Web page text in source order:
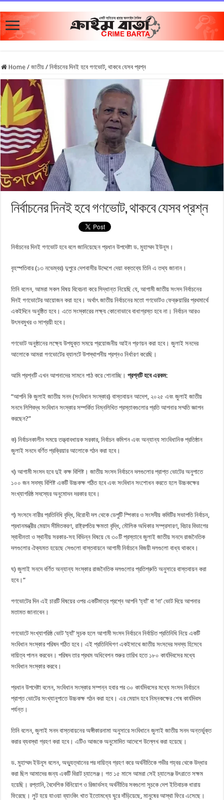
Home / জাতীয় / নির্বাচনের দিনই হবে গণভোট, থাকবে যেসব প্রশ্ন
নির্বাচনের দিনই হবে গণভোট, থাকবে যেসব প্রশ্ন
নির্বাচনের দিনই গণভোট হবে বলে জানিয়েছেন প্রধান উপদেষ্টা ড. মুহাম্মদ ইউনূস।
বৃহস্পতিবার (১৩ নভেম্বর) দুপুরে দেশবাসীর উদ্দেশে দেয়া বক্তব্যে তিনি এ তথ্য জানান।
তিনি বলেন, আমরা সকল বিষয় বিবেচনা করে সিদ্ধান্ত নিয়েছি যে, আগামী জাতীয় সংসদ নির্বাচনের
দিনই গণভোটের আয়োজন করা হবে। অর্থাৎ জাতীয় নির্বাচনের মতো গণভোটও ফেব্রুয়ারির প্রথমার্থে
একইদিনে অনুষ্ঠিত হবে। এতে সংস্কারের লক্ষ্য কোনোভাবে বাধাগ্রস্ত হবে না। নির্বাচন আরও
উৎসবমুখর ও সাশ্রয়ী হবে।
গণভোট অনুষ্ঠানের লক্ষ্যে উপযুক্ত সময়ে প্রয়োজনীয় আইন প্রণয়ন করা হবে। জুলাই সনদের
আলোকে আমরা গণভোটের ব্যালটে উপস্থাপনীয় প্রশ্নও নির্ধারণ করেছি।
আমি প্রশ্নটি এখন আপনাদের সামনে পাঠ করে শোনাচ্ছি।প্রশ্নটি হবে এরকম:
“আপনি কি জুলাই জাতীয় সনদ (সংবিধান সংস্কার) বাস্তবায়ন আদেশ, ২০২৫ এবং জুলাই জাতীয়
সনদে লিপিবদ্ধ সংবিধান সংস্কার সম্পর্কিত নিম্নলিখিত প্রস্তাবগুলোর প্রতি আপনার সম্মতি জ্ঞাপন
করছেন?”
ক) নির্বাচনকালীন সময়ে তত্ত্বাবধায়ক সরকার, নির্বাচন কমিশন এবং অন্যান্য সাংবিধানিক প্রতিষ্ঠান
জুলাই সনদে বর্ণিত প্রক্রিয়ার আলোকে গঠন করা হবে।
খ) আগামী সংসদ হবে দুই কক্ষ বিশিষ্ট। জাতীয় সংসদ নির্বাচনে দলগুলোর প্রাপ্ত ভোটের অনুপাতে
১০০ জন সদস্য বিশিষ্ট একটি উচ্চকক্ষ গঠিত হবে এবং সংবিধান সংশোধন করতে হলে উচ্চকক্ষের
সংখ্যাগরিষ্ঠ সদস্যের অনুমোদন দরকার হবে।
গ) সংসদে নারীর প্রতিনিধি বৃদ্ধি, বিরোধী দল থেকে ডেপুটি স্পিকার ও সংসদীয় কমিটির সভাপতি নির্বাচন,
প্রধানমন্ত্রীর মেয়াদ সীমিতকরণ, রাষ্ট্রপতির ক্ষমতা বৃদ্ধি, মৌলিক অধিকার সম্প্রসারণ, বিচার বিভাগের
স্বাধীনতা ও স্থানীয় সরকার-সহ বিভিন্ন বিষয়ে যে ৩০টি প্রস্তাবে জুলাই জাতীয় সনদে রাজনৈতিক
দলগুলোর ঐক্যমত হয়েছে সেগুলো বাস্তবায়নে আগামী নির্বাচনে বিজয়ী দলগুলো বাধ্য থাকবে।
ঘ) জুলাই সনদে বর্ণিত অন্যান্য সংস্কার রাজনৈতিক দলগুলোর প্রতিশ্রুতি অনুসারে বাস্তবায়ন করা
হবে।”
গণভোটের দিন এই চারটি বিষয়ের ওপর একটিমাত্র প্রশ্নে আপনি ‘হ্যাঁ’ বা ‘না’ ভোট দিয়ে আপনার
মতামত জানাবেন।
গণভোটে সংখ্যাগরিষ্ঠ ভোট ‘হ্যাঁ’ সূচক হলে আগামী সংসদ নির্বাচনে নির্বাচিত প্রতিনিধি নিয়ে একটি
সংবিধান সংস্কার পরিষদ গঠিত হবে। এই প্রতিনিধিগণ একইসাথে জাতীয় সংসদের সদস্য হিসেবে
দায়িত্ব পালন করবেন। পরিষদ তার প্রথম অধিবেশন শুরুর তারিখ হতে ১৮০ কার্যদিবসের মধ্যে
সংবিধান সংস্কার করবে।
প্রধান উপদেষ্টা বলেন, সংবিধান সংস্কার সম্পন্ন হবার পর ৩০ কার্যদিবসের মধ্যে সংসদ নির্বাচনে
প্রাপ্ত ভোটের সংখ্যানুপাতে উচ্চকক্ষ গঠন করা হবে। এর মেয়াদ হবে নিম্নকক্ষের শেষ কার্যদিবস
পর্যন্ত।
তিনি বলেন, জুলাই সনদ বাস্তবায়নের অঙ্গীকারনামা অনুসারে সংবিধানে জুলাই জাতীয় সনদ অন্তর্ভুক্ত
করার ব্যবস্থা গ্রহণ করা হবে। এটিও আজকে অনুমোদিত আদেশে উল্লেখ করা হয়েছে।
ড. মুহাম্মদ ইউনূস বলেন, অভ্যুত্থানের পর দায়িত্ব গ্রহণ করে অর্থনীতিকে গভীর গহ্বর থেকে উদ্ধার
করা ছিল আমাদের জন্য একটি বিরাট চ্যালেঞ্জ। গত ১৫ মাসে আমরা সেই চ্যালেঞ্জ উৎরাতে সক্ষম
হয়েছি। রপ্তানি, বৈদেশিক বিনিয়োগ ও রিজার্ভসহ অর্থনীতির সবগুলো সূচকে দেশ ইতিবাচক ধারায়
ফিরেছে। লুট হয়ে যাওয়া ব্যাংকিং খাত ইতোমধ্যে ঘুরে দাঁড়িয়েছে, মানুষের আস্থা ফিরে এসেছে।